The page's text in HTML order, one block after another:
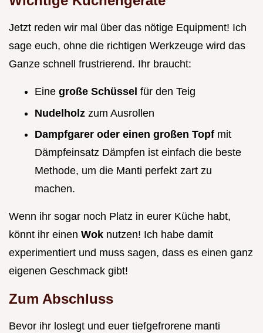
Jetzt reden wir mal über das nötige Equipment! Ich
sage euch, ohne die richtigen Werkzeuge wird das
Ganze schnell frustrierend. Ihr braucht:
Eine große Schüssel für den Teig
Nudelholz zum Ausrollen
Dampfgarer oder einen großen Topf mit
Dämpfeinsatz Dämpfen ist einfach die beste
Methode, um die Manti perfekt zart zu
machen.
Wenn ihr sogar noch Platz in eurer Küche habt,
könnt ihr einen Wok nutzen! Ich habe damit
experimentiert und muss sagen, dass es einen ganz
eigenen Geschmack gibt!
Zum Abschluss
Bevor ihr loslegt und euer tiefgefrorene manti